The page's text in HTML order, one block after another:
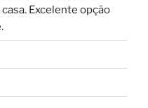
Excelente opção